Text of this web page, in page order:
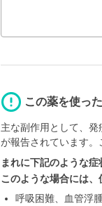
この薬を使っ
主な副作用として、
が報告されています。
まれに下記のような症
このような場合には、
呼吸困難、血管浮